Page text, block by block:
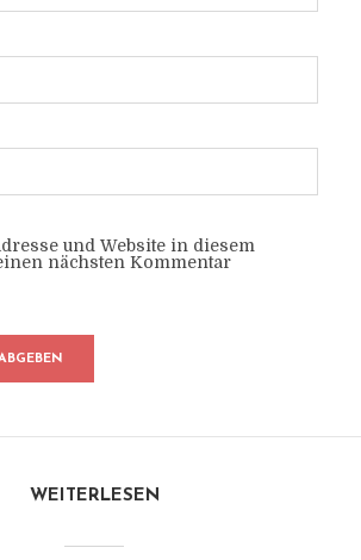
und Website in diesem
nächsten Kommentar
WEITERLESEN